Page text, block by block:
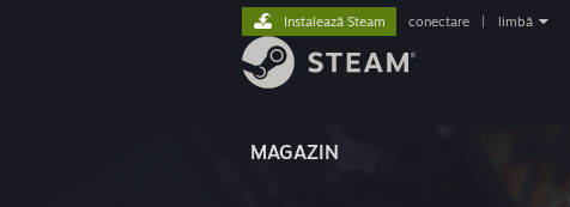
MAGAZIN
Instalează Steam conectare limbă